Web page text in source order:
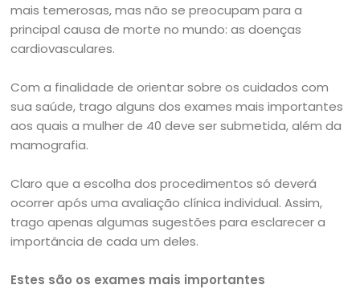
mais temerosas, mas não se preocupam para a
principal causa de morte no mundo: as doenças
cardiovasculares.
Com a finalidade de orientar sobre os cuidados com
sua saúde, trago alguns dos exames mais importantes
aos quais a mulher de 40 deve ser submetida, além da
mamografia.
Claro que a escolha dos procedimentos só deverá
ocorrer após uma avaliação clínica individual. Assim,
trago apenas algumas sugestões para esclarecer a
importância de cada um deles.
Estes são os exames mais importantes